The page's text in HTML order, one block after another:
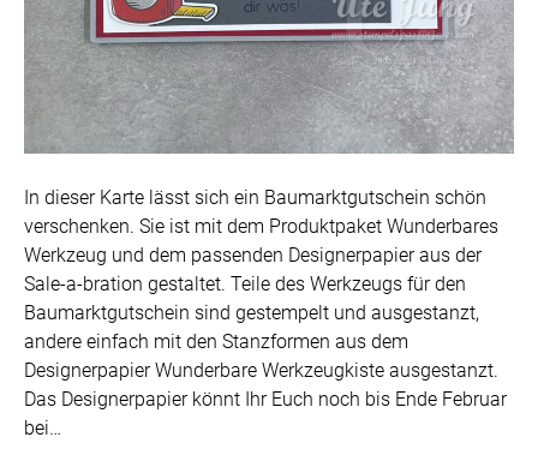
In dieser Karte lässt sich ein Baumarktgutschein schön
verschenken. Sie ist mit dem Produktpaket Wunderbares
Werkzeug und dem passenden Designerpapier aus der
Sale-a-bration gestaltet. Teile des Werkzeugs für den
Baumarktgutschein sind gestempelt und ausgestanzt,
andere einfach mit den Stanzformen aus dem
Designerpapier Wunderbare Werkzeugkiste ausgestanzt.
Das Designerpapier könnt Ihr Euch noch bis Ende Februar
bei…